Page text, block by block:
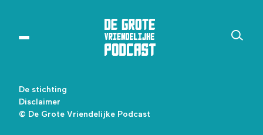
© De Grote Vriendelijke Podcast
De stichting
Disclaimer